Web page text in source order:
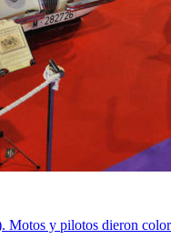
y pilotos dieron